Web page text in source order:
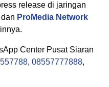
release di jaringan
ProMedia Network
Center Pusat Siaran
, 08557777888,